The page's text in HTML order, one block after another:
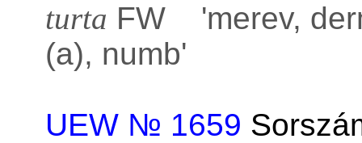
turta FW 'merev,
(a), numb'
UEW № 1659